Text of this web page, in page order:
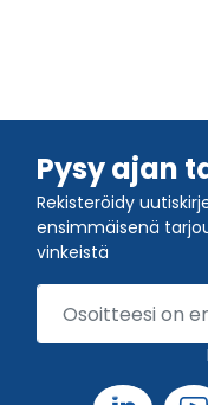
Pysy ajan
Rekisteröidy
ensimmäisenä
vinkeistä